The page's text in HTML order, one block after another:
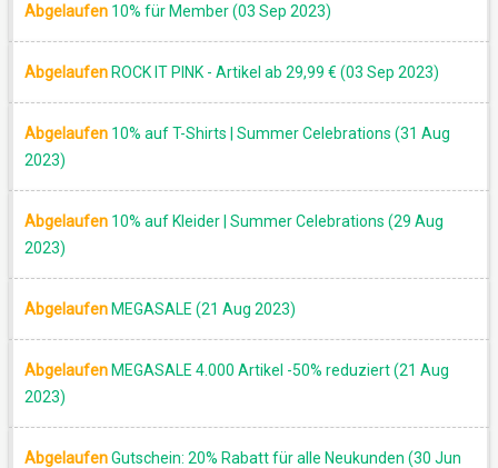
Abgelaufen 10% für Member (03 Sep 2023)
Abgelaufen ROCK IT PINK - Artikel ab 29,99 € (03 Sep 2023)
Abgelaufen 10% auf T-Shirts | Summer Celebrations (31 Aug
2023)
Abgelaufen 10% auf Kleider | Summer Celebrations (29 Aug
2023)
Abgelaufen MEGASALE (21 Aug 2023)
Abgelaufen MEGASALE 4.000 Artikel -50% reduziert (21 Aug
2023)
AbgelaufenGutschein: 20% Rabatt für alle Neukunden (30 Jun